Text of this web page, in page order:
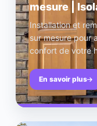
mesure |
Installation et
sur mesure pour
confort de votre
En savoir plus